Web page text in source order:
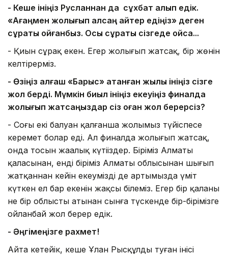
- Кеше ініңіз Русланнан да сұхбат алып едік.
«Ағаңмен жолығып қалсаң қайтер едіңіз» деген
сұрақты қойғанбыз. Осы сұрақты сізгеде қойсақ...
- Қиын сұрақ екен. Егер жолығып жатсақ, бір жөнін
келтірерміз.
- Өзіңіз алғаш «Барыс» атанған жылы ініңіз сізге
жол берді. Мүмкін биыл ініңіз екеуіңіз финалда
жолығып жатсаңыздар сіз оған жол берерсіз?
- Соңғы екі балуан қалғанша жолымыз түйіспесе
керемет болар еді. Ал финалда жолығып жатсақ,
онда тосын жаңалық күтіңіздер. Біріміз Алматы
қаласынан, енді біріміз Алматы облысынан шығып
жатқаннан кейін екеуміздің де артымызда үміт
күткен ел бар екенін жақсы білеміз. Егер бір қаланың
не бір облыстың атынан сынға түскенде бір-бірімізге
ойланбай жол берер едік.
- Әңгімеңізге рахмет!
Айта кетейік, кеше Ұлан Рысқұлдың туған інісі